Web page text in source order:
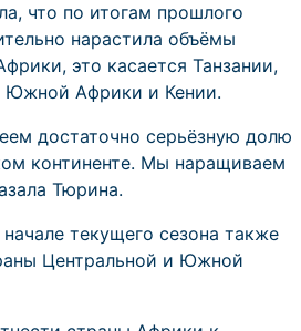
что по итогам прошлого
нарастила объёмы
это касается Танзании,
Южной Африки и Кении.
достаточно серьёзную долю
континенте. Мы наращиваем
Тюрина.
текущего сезона также
Центральной и Южной